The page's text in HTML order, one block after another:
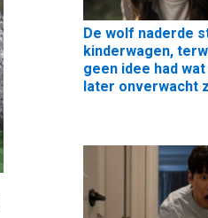
De wolf naderde
kinderwagen,
geen idee had
later onverwacht